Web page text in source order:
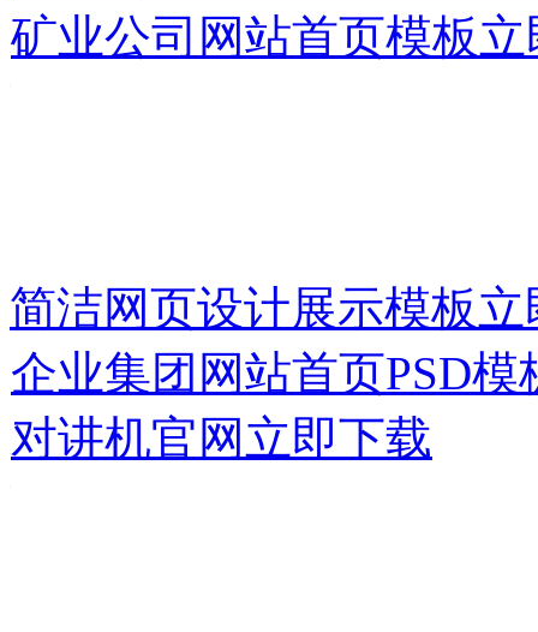
矿业公司网站首页模板
简洁网页设计展示模板立
企业集团网站首页PSD模
对讲机官网 立即下载